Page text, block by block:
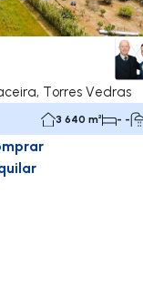
Torres Vedras
3 640 m² - -